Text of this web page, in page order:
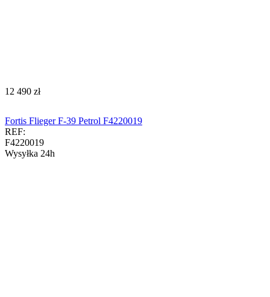
‍12 490‍ zł
Fortis Flieger F-39 Petrol F4220019
REF:
F4220019
Wysyłka 24h